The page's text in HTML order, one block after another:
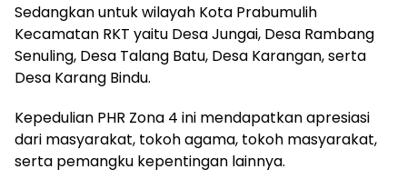
Sedangkan untuk wilayah Kota Prabumulih
Kecamatan RKT yaitu Desa Jungai, Desa Rambang
Senuling, Desa Talang Batu, Desa Karangan, serta
Desa Karang Bindu.
Kepedulian PHR Zona 4 ini mendapatkan apresiasi
dari masyarakat, tokoh agama, tokoh masyarakat,
serta pemangku kepentingan lainnya.